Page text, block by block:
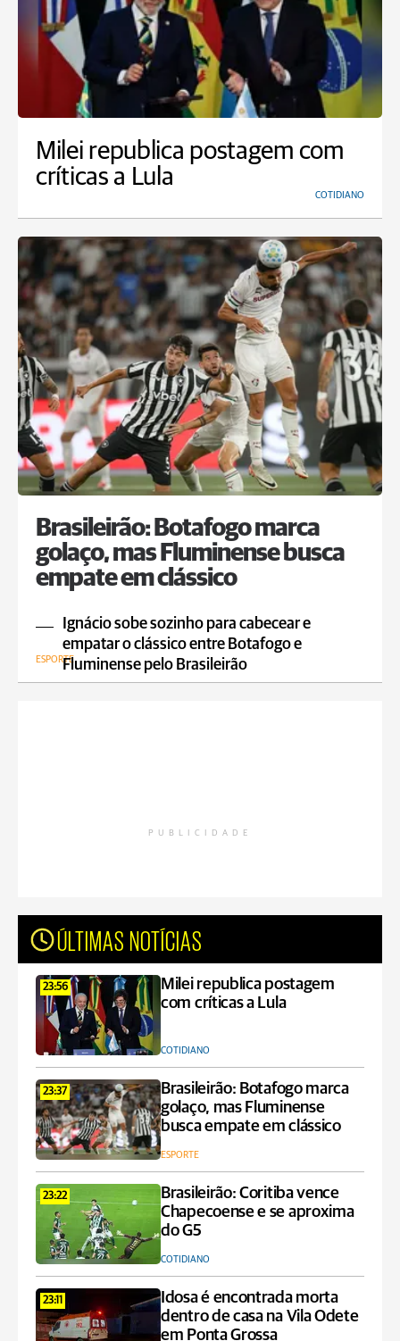
Milei republica postagem com
críticas a Lula
COTIDIANO
Brasileirão: Botafogo marca
golaço, mas Fluminense busca
empate em clássico
Ignácio sobe sozinho para cabecear e
empatar o clássico entre Botafogo e
Fluminense pelo Brasileirão
ESPORTE
PUBLICIDADE
ÚLTIMAS NOTÍCIAS
23:56
Milei republica postagem
com críticas a Lula
COTIDIANO
23:37
Brasileirão: Botafogo marca
golaço, mas Fluminense
busca empate em clássico
ESPORTE
23:22
Brasileirão: Coritiba vence
Chapecoense e se aproxima
do G5
COTIDIANO
23:11
Idosa é encontrada morta
dentro de casa na Vila Odete
em Ponta Grossa